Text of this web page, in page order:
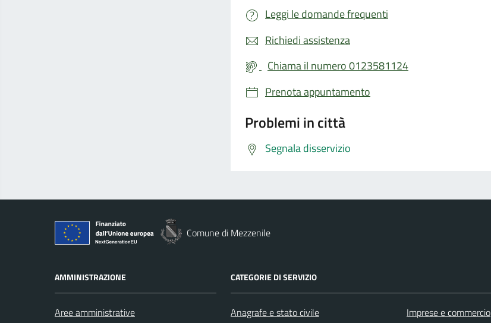
Leggi le domande frequenti
Richiedi assistenza
Chiama il numero 0123581124
Prenota appuntamento
Problemi in città
Segnala disservizio
Comune di Mezzenile
AMMINISTRAZIONE
Aree amministrative
CATEGORIE DI SERVIZIO
Anagrafe e stato civile
Imprese e commercio